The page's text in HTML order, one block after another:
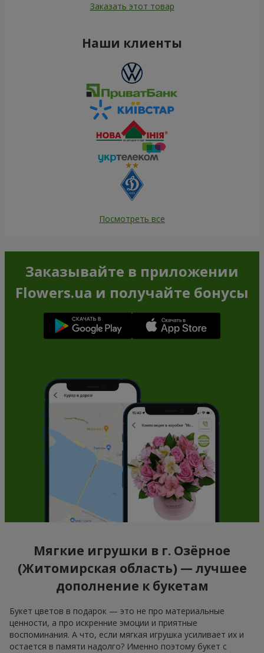
Заказать этот товар
Наши клиенты
Посмотреть все
Заказывайте в приложении
Flowers.ua и получайте бонусы
Мягкие игрушки в г. Озёрное
(Житомирская область) — лучшее
дополнение к букетам
Букет цветов в подарок — это не про материальные
ценности, а про искренние эмоции и приятные
воспоминания. А что, если мягкая игрушка усиливает их и
остается в памяти надолго? Именно поэтому букет с